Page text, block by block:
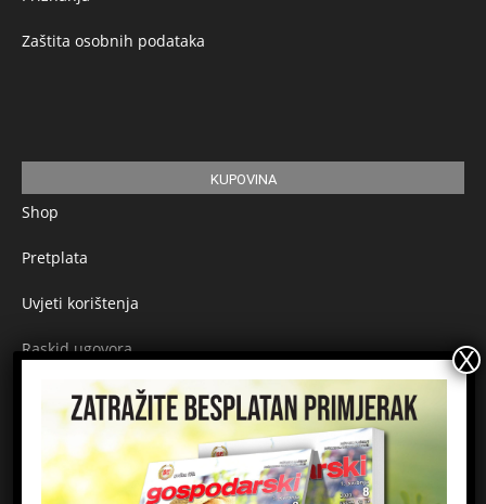
Zaštita osobnih podataka
KUPOVINA
Shop
Pretplata
Uvjeti korištenja
Raskid ugovora
Načini plaćanja
Sigurnost plaćanja
Prijavite se na newsletter